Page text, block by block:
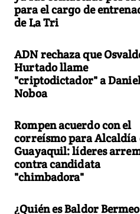
para el cargo de
de La Tri
ADN rechaza que
Hurtado llame
"criptodictador" a
Noboa
Rompen acuerdo con el
correísmo para Alcaldía
Guayaquil: líderes
contra candidata
"chimbadora"
¿Quién es Baldor Bermeo